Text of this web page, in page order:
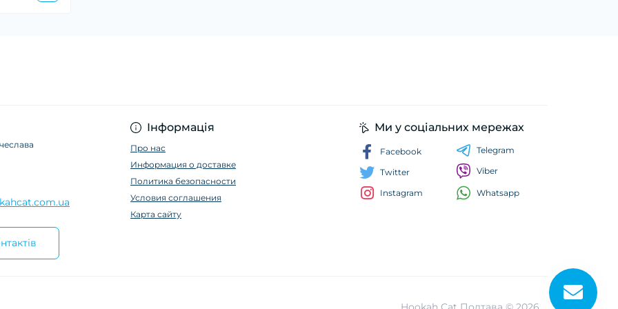
Інформація
Про нас
Информация о доставке
Политика безопасности
Условия соглашения
Карта сайту
Ми у соціальних мережах
Facebook
Twitter
Instagram
Telegram
Viber
Whatsapp